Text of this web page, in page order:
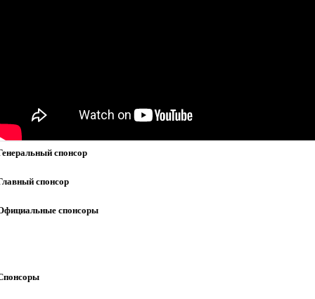
спонсор
спонсор
спонсоры